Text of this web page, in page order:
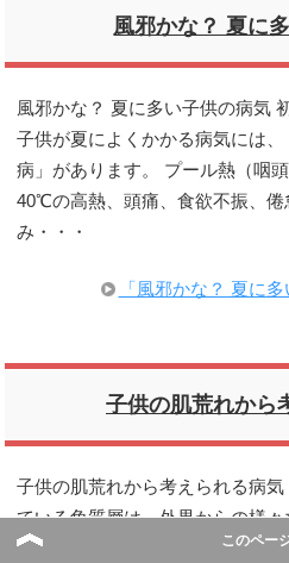
風邪かな？ 夏に
風邪かな？ 夏に多い子供の病気
子供が夏によくかかる病気には
病」があります。 プール熱（咽
40℃の高熱、頭痛、食欲不振、倦
み・・・
「風邪かな？ 夏に
子供の肌荒れから
子供の肌荒れから考えられる病
ている角質層は、外界からの様
割を担っています。しかし、乳幼
このペー